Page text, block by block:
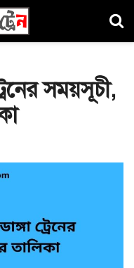
সময়সূচী,